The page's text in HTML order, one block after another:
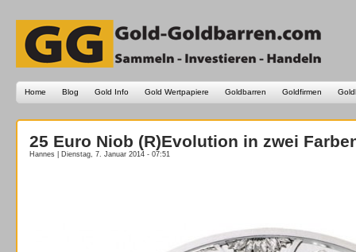
Home Blog Gold Info Gold Wertpapiere Goldbarren Goldfirmen
25 Euro Niob (R)Evolution in zwei
Hannes | Dienstag, 7. Januar 2014 - 07:51